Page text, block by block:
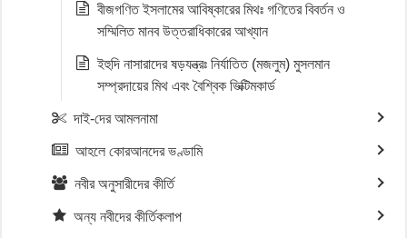
বীজগণিত ইসলামের আবিষ্কারের মিথঃ গণিতের বিবর্তন ও
সম্মিলিত মানব উত্তরাধিকারের আখ্যান
ইহুদি নাসারাদের ষড়যন্ত্রঃ নির্যাতিত (মজলুম) মুসলমান
সম্প্রদায়ের মিথ এবং বৈশ্বিক ভিক্টিমকার্ড
দাই-দের আমলনামা
আহলে কোরআনদের ভণ্ডামি
নবীর অনুসারীদের কীর্তি
অন্য নবীদের কীর্তিকলাপ